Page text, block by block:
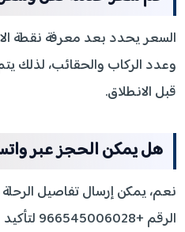
السعر يحدد بعد معرفة نقطة
وعدد الركاب والحقائب، لذلك
قبل الانطلاق.
هل يمكن الحجز عبر
نعم، يمكن إرسال تفاصيل
الرقم +966545006028 لتأكيد الموعد ونوع السيارة.